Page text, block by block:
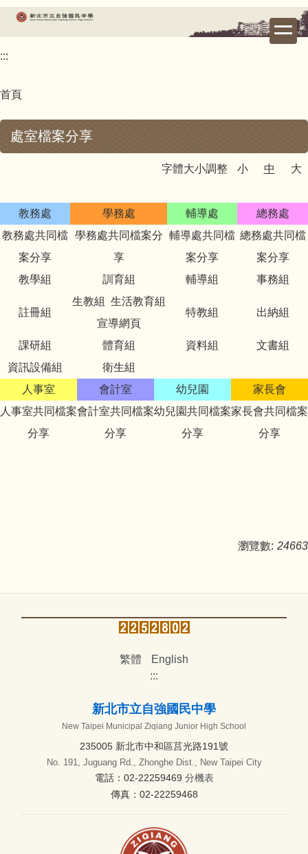
跳
要
容
:::
首頁
處室檔案分享
字體大小調整 小 中 大
教務處 學務處 輔導處
總務處
教務處共同檔
案分享
學務處共同檔案分
享
輔導處共同檔
案分享
總務處共同檔
案分享
教學組
訓育組 輔導組 事務組
註冊組
生教組
生活教育組
宣導網頁
特教組 出納組
課研組 體育組 資料組
文書組
資訊設備組
衛生組
人事室
會計室 幼兒園
家長會
人事室共同檔案
分享
會計室共同檔案
分享
幼兒園共同檔案
分享
家長會共同檔案
分享
瀏覽數: 24663
繁體
English
:::
新北市立自強國民中學
New Taipei Municipal Ziqiang Junior High School
235005 新北市中和區莒光路191號
No. 191, Juguang Rd., Zhonghe Dist., New Taipei City
電話：02-22259469 分機表
傳真：02-22259468